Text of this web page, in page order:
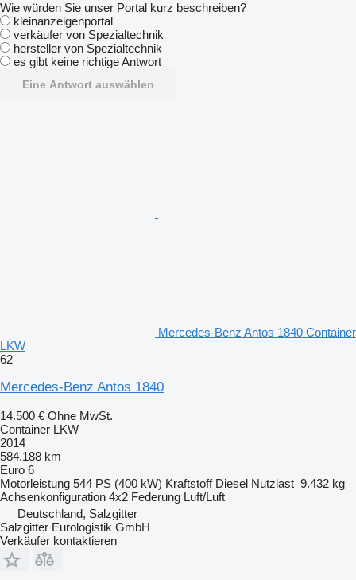
Wie würden Sie unser Portal kurz beschreiben?
kleinanzeigenportal
verkäufer von Spezialtechnik
hersteller von Spezialtechnik
es gibt keine richtige Antwort
Eine Antwort auswählen
Mercedes-Benz Antos 1840 Container
LKW
62
Mercedes-Benz Antos 1840
14.500 € Ohne MwSt.
Container LKW
2014
584.188 km
Euro 6
Motorleistung 544 PS (400 kW) Kraftstoff Diesel Nutzlast 9.432 kg
Achsenkonfiguration 4x2 Federung Luft/Luft
Deutschland, Salzgitter
Salzgitter Eurologistik GmbH
Verkäufer kontaktieren